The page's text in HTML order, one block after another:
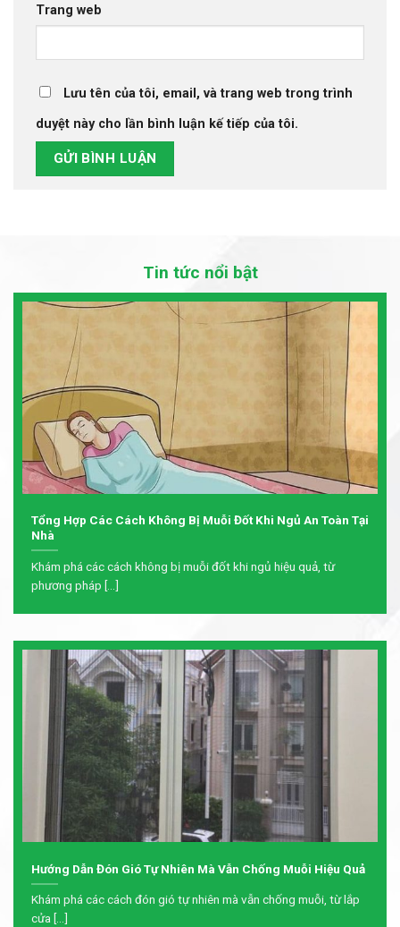
Trang web
Lưu tên của tôi, email, và trang web trong trình
duyệt này cho lần bình luận kế tiếp của tôi.
Tin tức nổi bật
Tổng Hợp Các Cách Không Bị Muỗi Đốt Khi Ngủ An Toàn Tại
Nhà
Khám phá các cách không bị muỗi đốt khi ngủ hiệu quả, từ
phương pháp [...]
Hướng Dẫn Đón Gió Tự Nhiên Mà Vẫn Chống Muỗi Hiệu Quả
Khám phá các cách đón gió tự nhiên mà vẫn chống muỗi, từ lắp
cửa [...]